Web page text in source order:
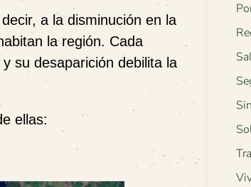
a la disminución en la
la región. Cada
su desaparición debilita la
ellas: